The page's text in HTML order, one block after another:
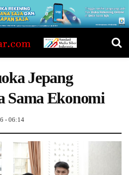
Jepang
Sama Ekonomi
- 06:14